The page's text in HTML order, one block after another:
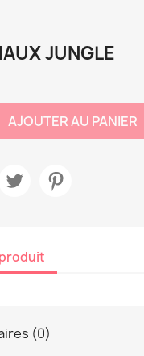
JUNGLE
AJOUTER AU PANIER
(0)